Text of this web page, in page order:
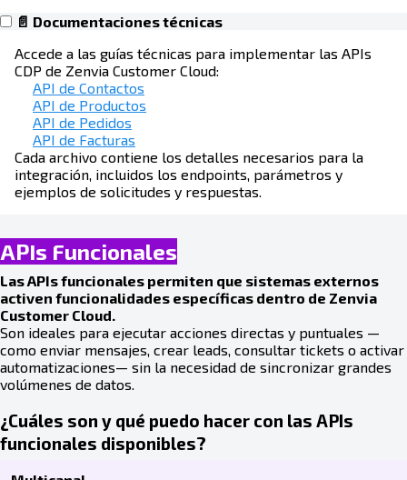
📄 Documentaciones técnicas
Accede a las guías técnicas para implementar las APIs
CDP de Zenvia Customer Cloud:
API de Contactos
API de Productos
API de Pedidos
API de Facturas
Cada archivo contiene los detalles necesarios para la
integración, incluidos los endpoints, parámetros y
ejemplos de solicitudes y respuestas.
APIs Funcionales
Las APIs funcionales permiten que sistemas externos
activen funcionalidades específicas dentro de Zenvia
Customer Cloud.
Son ideales para ejecutar acciones directas y puntuales —
como enviar mensajes, crear leads, consultar tickets o activar
automatizaciones— sin la necesidad de sincronizar grandes
volúmenes de datos.
¿Cuáles son y qué puedo hacer con las APIs
funcionales disponibles?